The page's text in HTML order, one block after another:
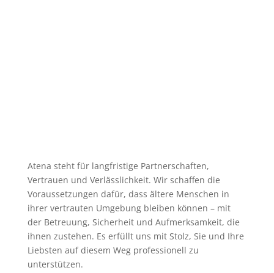
Atena steht für langfristige Partnerschaften,
Vertrauen und Verlässlichkeit. Wir schaffen die
Voraussetzungen dafür, dass ältere Menschen in
ihrer vertrauten Umgebung bleiben können – mit
der Betreuung, Sicherheit und Aufmerksamkeit, die
ihnen zustehen. Es erfüllt uns mit Stolz, Sie und Ihre
Liebsten auf diesem Weg professionell zu
unterstützen.